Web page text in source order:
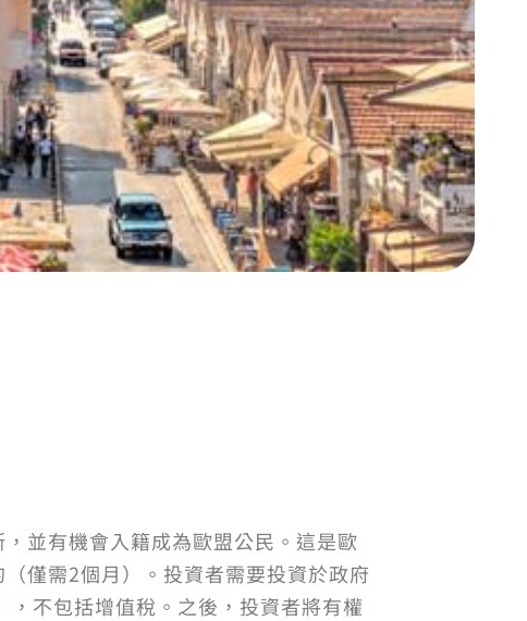
並有機會入籍成為歐盟公民。這是歐
僅需2個月）。投資者需要投資於政府
不包括增值稅。之後，投資者將有權